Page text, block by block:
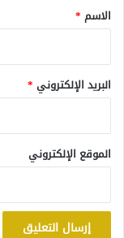
*
الاسم *
البريد الإلكتروني *
الموقع الإلكتروني